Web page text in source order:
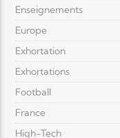
Enseignements
Europe
Exhortation
Exhortations
Football
France
High-Tech